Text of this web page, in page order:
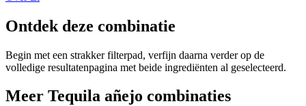
Ontdek deze combinatie
Begin met een strakker filterpad, verfijn daarna verder op de
volledige resultatenpagina met beide ingrediënten al geselecteerd.
Meer Tequila añejo combinaties